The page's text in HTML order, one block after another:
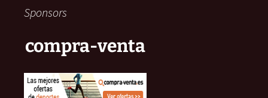
Sponsors
compra-venta